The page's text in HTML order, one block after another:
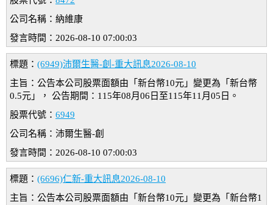
公司名稱：納維康
發言時間：2026-08-10 07:00:03
標題： (6949)沛爾生醫-創-重大訊息2026-08-10
主旨：公告本公司股票面額由「新台幣10元」變更為「新台幣
0.5元」， 公告期間：115年08月06日至115年11月05日。
股票代號： 6949
公司名稱：沛爾生醫-創
發言時間：2026-08-10 07:00:03
標題： (6696)仁新-重大訊息2026-08-10
主旨：公告本公司股票面額由「新台幣10元」變更為「新台幣1